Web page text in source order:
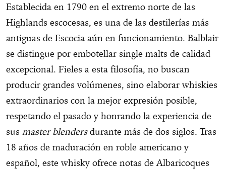
Establecida en 1790 en el extremo norte de las
Highlands escocesas, es una de las destilerías más
antiguas de Escocia aún en funcionamiento. Balblair
se distingue por embotellar single malts de calidad
excepcional. Fieles a esta filosofía, no buscan
producir grandes volúmenes, sino elaborar whiskies
extraordinarios con la mejor expresión posible,
respetando el pasado y honrando la experiencia de
sus master blendersdurante más de dos siglos. Tras
18 años de maduración en roble americano y
español, este whisky ofrece notas de Albaricoques